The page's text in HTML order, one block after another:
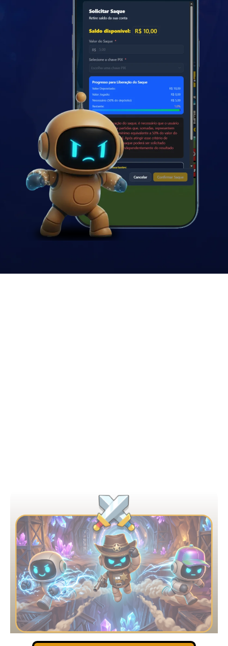
Competições espelhadas
Você e seu amigo correm na mesma pista para descobrir
quem resiste por mais tempo com a velocidade
aumentando.